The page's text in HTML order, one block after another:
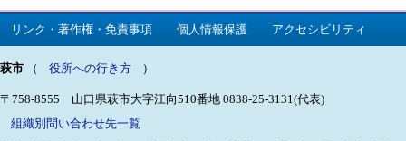
リンク・著作権・免責事項 個人情報保護 アクセシビリティ
萩市 （ 役所への行き方 ）
〒758-8555 山口県萩市大字江向510番地 0838-25-3131(代表)
組織別問い合わせ先一覧